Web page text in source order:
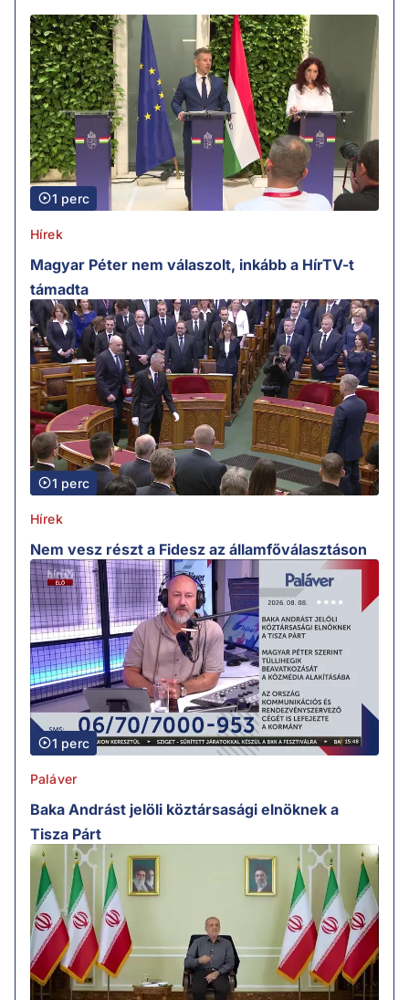
1 perc
Hírek
Magyar Péter nem válaszolt, inkább a HírTV-t
támadta
1 perc
Hírek
Nem vesz részt a Fidesz az államfőválasztáson
1 perc
Paláver
Baka Andrást jelöli köztársasági elnöknek a
Tisza Párt